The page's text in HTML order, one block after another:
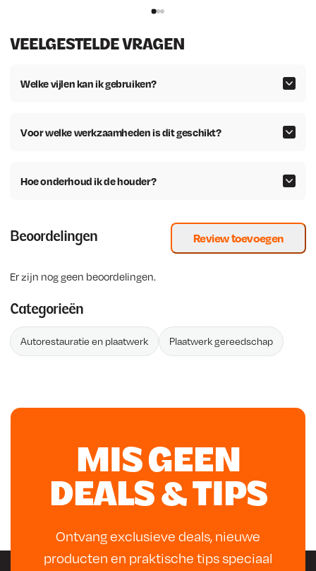
VEELGESTELDE VRAGEN
Welke vijlen kan ik gebruiken?
Voor welke werkzaamheden is dit geschikt?
Hoe onderhoud ik de houder?
Beoordelingen Review toevoegen
Er zijn nog geen beoordelingen.
Categorieën
Autorestauratie en plaatwerk Plaatwerk gereedschap
MIS GEEN
DEALS & TIPS
Ontvang exclusieve deals, nieuwe
producten en praktische tips speciaal